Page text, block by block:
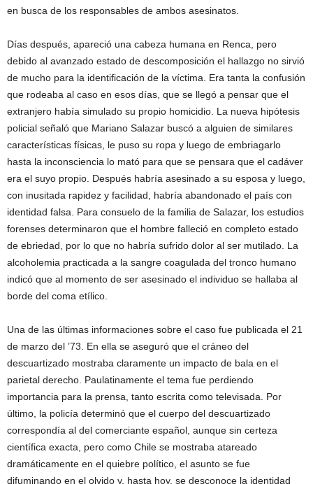
en busca de los responsables de ambos asesinatos.
Días después, apareció una cabeza humana en Renca, pero
debido al avanzado estado de descomposición el hallazgo no sirvió
de mucho para la identificación de la víctima. Era tanta la confusión
que rodeaba al caso en esos días, que se llegó a pensar que el
extranjero había simulado su propio homicidio. La nueva hipótesis
policial señaló que Mariano Salazar buscó a alguien de similares
características físicas, le puso su ropa y luego de embriagarlo
hasta la inconsciencia lo mató para que se pensara que el cadáver
era el suyo propio. Después habría asesinado a su esposa y luego,
con inusitada rapidez y facilidad, habría abandonado el país con
identidad falsa. Para consuelo de la familia de Salazar, los estudios
forenses determinaron que el hombre falleció en completo estado
de ebriedad, por lo que no habría sufrido dolor al ser mutilado. La
alcoholemia practicada a la sangre coagulada del tronco humano
indicó que al momento de ser asesinado el individuo se hallaba al
borde del coma etílico.
Una de las últimas informaciones sobre el caso fue publicada el 21
de marzo del ’73. En ella se aseguró que el cráneo del
descuartizado mostraba claramente un impacto de bala en el
parietal derecho. Paulatinamente el tema fue perdiendo
importancia para la prensa, tanto escrita como televisada. Por
último, la policía determinó que el cuerpo del descuartizado
correspondía al del comerciante español, aunque sin certeza
científica exacta, pero como Chile se mostraba atareado
dramáticamente en el quiebre político, el asunto se fue
difuminando en el olvido y, hasta hoy, se desconoce la identidad